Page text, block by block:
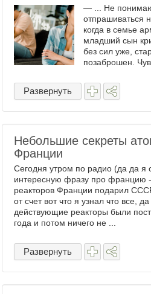
— ... Не
отпрашиваться
когда в семье
младший сын
без сил уже,
позаброшен.
какой-то, но я
родил – твое
Развернуть
Небольшие секреты
Франции
Сегодня утром по радио (да да
интересную фразу про францию
реакторов Франции подарил
от счет вот что я узнал что все,
действующие реакторы были
года и потом ничего не ...
Развернуть